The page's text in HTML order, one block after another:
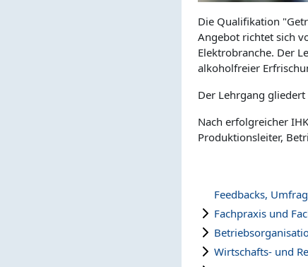
Die Qualifikation
Angebot richtet sich
Elektrobranche. Der
alkoholfreier
Der Lehrgang
Nach erfolgreicher
Produktionsleiter,
Feedbacks,
Fachpraxis und
Wirtschafts- und